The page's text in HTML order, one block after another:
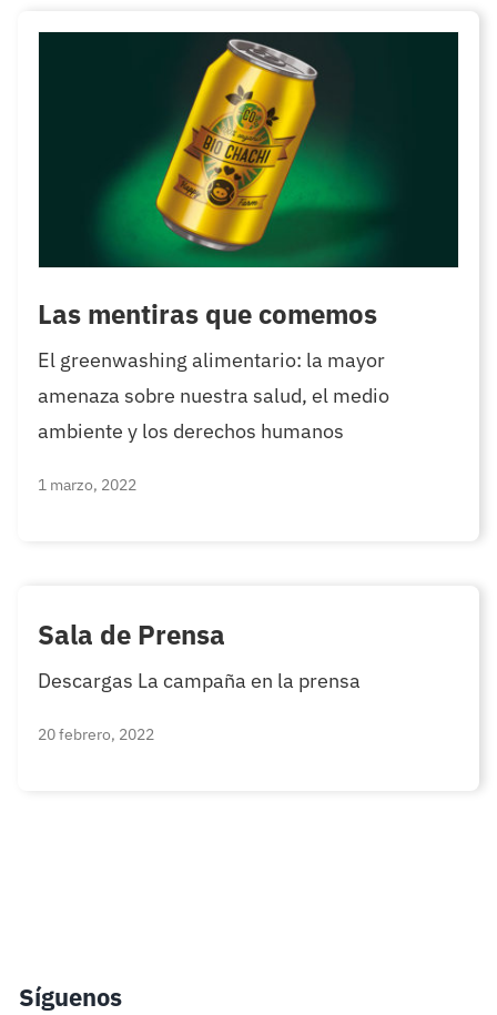
Las mentiras que comemos
El greenwashing alimentario: la mayor
amenaza sobre nuestra salud, el medio
ambiente y los derechos humanos
1 marzo, 2022
Sala de Prensa
Descargas La campaña en la prensa
20 febrero, 2022
Síguenos